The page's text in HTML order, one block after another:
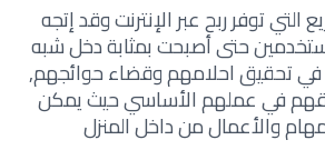
توفر ربح عبر الإنترنت وقد إتجه
حتى أصبحت بمثابة دخل شبه
في تحقيق احلامهم وقضاء حوائجهم,
في عملهم الأساسي حيث يمكن
والأعمال من داخل المنزل